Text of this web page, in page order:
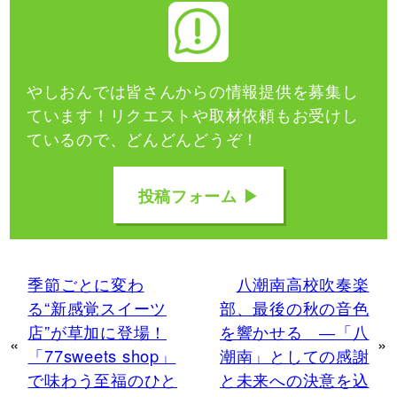
やしおんでは皆さんからの情報提供を募集し
ています！ リクエストや取材依頼もお受けし
ているので、どんどんどうぞ！
投稿フォーム ▶
«
季節ごとに変わ
る“新感覚スイーツ
店”が草加に登場！
「77sweets shop」
で味わう至福のひと
八潮南高校吹奏楽
部、最後の秋の音色
を響かせる ―「八
潮南」としての感謝
と未来への決意を込
»